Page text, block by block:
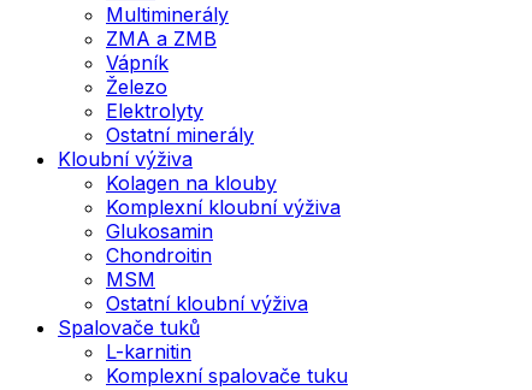
Multiminerály
ZMA a ZMB
Vápník
Železo
Elektrolyty
Ostatní minerály
Kloubní výživa
Kolagen na klouby
Komplexní kloubní výživa
Glukosamin
Chondroitin
MSM
Ostatní kloubní výživa
Spalovače tuků
L-karnitin
Komplexní spalovače tuku